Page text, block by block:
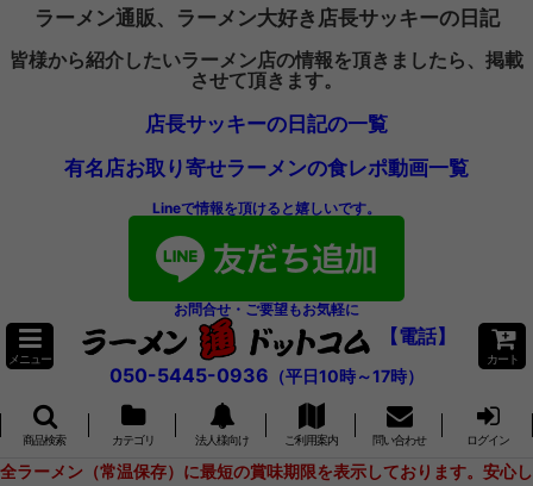
ラーメン通販、ラーメン大好き店長サッキーの日記
皆様から紹介したいラーメン店の情報を頂きましたら、掲載
させて頂きます。
店長サッキーの日記の一覧
有名店お取り寄せラーメンの食レポ動画一覧
Lineで情報を頂けると嬉しいです。
お問合せ・ご要望もお気軽に
メニュー
【電話】
050-5445-0936 （平日10時～17時）
カート
商品検索 カテゴリ 法人様向け ご利用案内 問い合わせ ログイン
全ラーメン（常温保存）に最短の賞味期限を表示しております。安心し